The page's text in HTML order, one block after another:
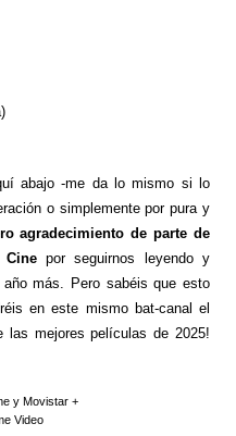
abajo -me da lo mismo si lo
o simplemente por pura y
agradecimiento de parte de
por seguirnos leyendo y
más. Pero sabéis que esto
en este mismo bat-canal el
las mejores películas de 2025!
y Movistar +
Video